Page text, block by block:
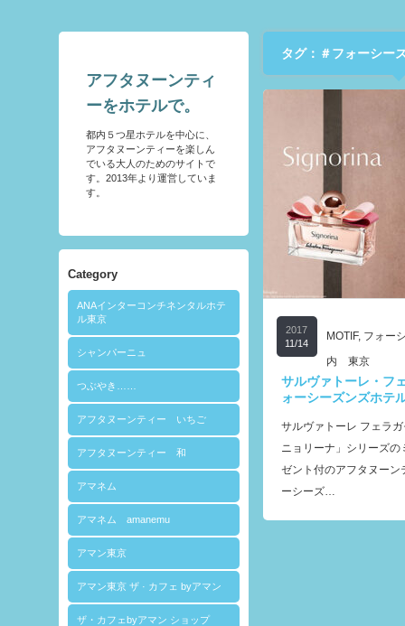
アフタヌーンティ
ーをホテルで。
都内５つ星ホテルを中心に、
アフタヌーンティーを楽しん
でいる大人のためのサイトで
す。2013年より運営していま
す。
Category
ANAインターコンチネンタルホテ
ル東京
シャンパーニュ
つぶやき……
アフタヌーンティー いちご
アフタヌーンティー 和
アマネム
アマネム amanemu
アマン東京
アマン東京 ザ · カフェ byアマン
ザ・カフェbyアマン ショップ
タグ：＃フォーシー
2017
11/14
MOTIF, フォー
内 東京
サルヴァトーレ・
ォーシーズンズホ
サルヴァトーレ フェラ
ニョリーナ」シリーズ
ゼント付のアフタヌーン
ーシーズ…